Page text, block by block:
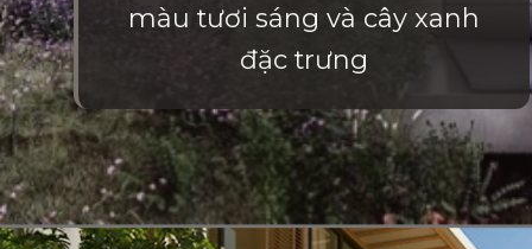
màu tươi sáng và cây xanh
đặc trưng